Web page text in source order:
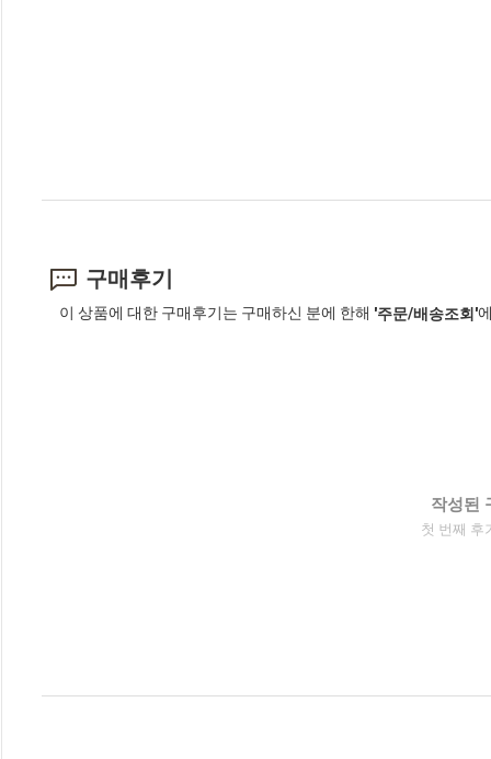
구매후기
이 상품에 대한 구매후기는 구매하신 분에 한해 '주문/배송조회'
작성된
첫 번째 후